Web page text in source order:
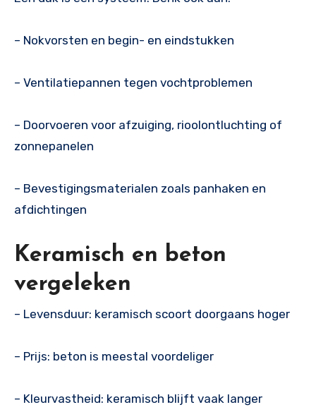
– Nokvorsten en begin- en eindstukken
– Ventilatiepannen tegen vochtproblemen
– Doorvoeren voor afzuiging, rioolontluchting of
zonnepanelen
– Bevestigingsmaterialen zoals panhaken en
afdichtingen
Keramisch en beton
vergeleken
– Levensduur: keramisch scoort doorgaans hoger
– Prijs: beton is meestal voordeliger
– Kleurvastheid: keramisch blijft vaak langer